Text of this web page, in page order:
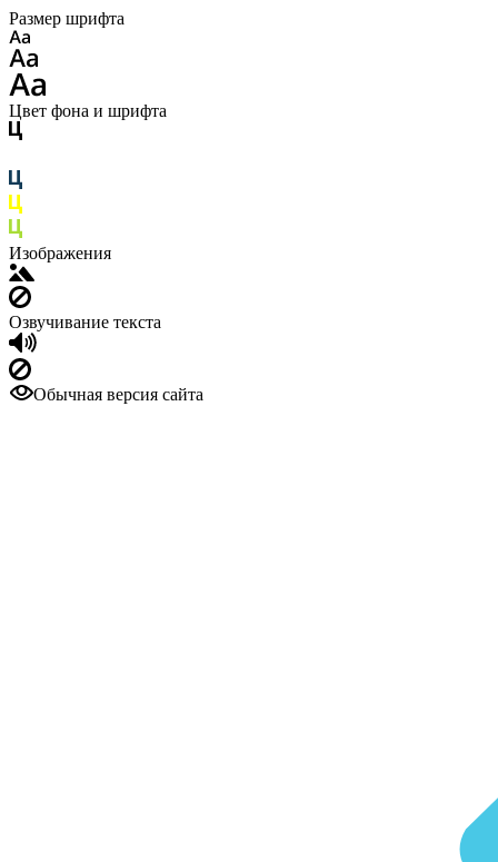
Размер шрифта
Цвет фона и шрифта
Изображения
Озвучивание текста
Обычная версия сайта